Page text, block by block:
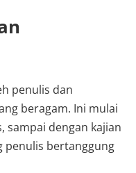
penulis dan
beragam. Ini mulai
sampai dengan kajian
penulis bertanggung